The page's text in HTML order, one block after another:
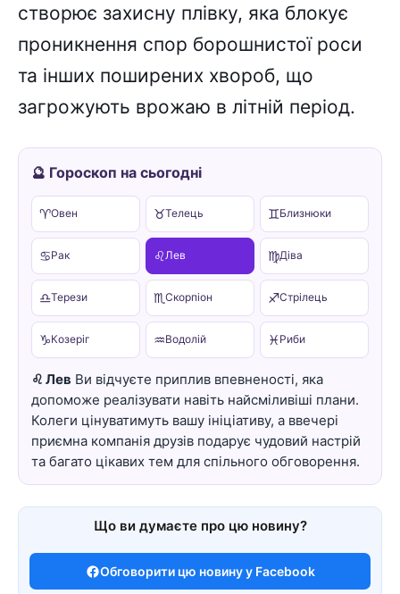
створює захисну плівку, яка блокує
проникнення спор борошнистої роси
та інших поширених хвороб, що
загрожують врожаю в літній період.
🔮 Гороскоп на сьогодні
♈Овен ♉Телець ♊Близнюки
♋Рак ♌Лев ♍Діва
♎Терези ♏Скорпіон ♐Стрілець
♑Козеріг ♒Водолій ♓ Риби
♌ Лев Ви відчуєте приплив впевненості, яка
допоможе реалізувати навіть найсміливіші плани.
Колеги цінуватимуть вашу ініціативу, а ввечері
приємна компанія друзів подарує чудовий настрій
та багато цікавих тем для спільного обговорення.
Що ви думаєте про цю новину?
Обговорити цю новину у Facebook